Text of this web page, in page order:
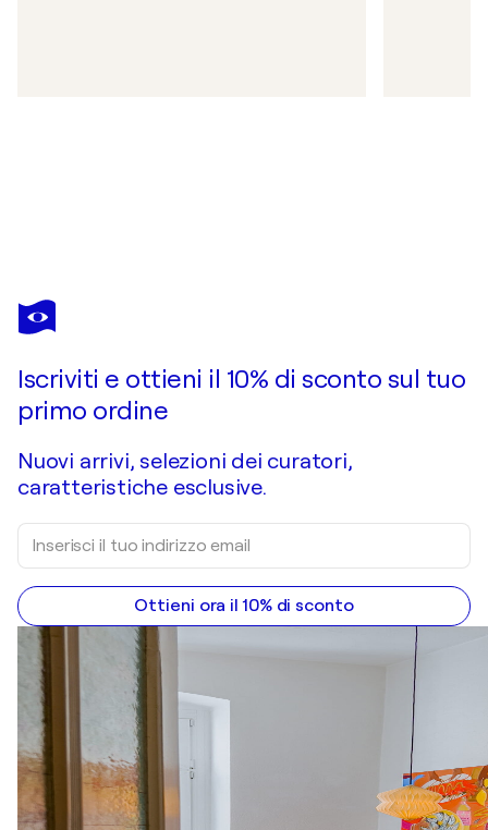
Iscriviti e ottieni il 10% di sconto sul tuo
primo ordine
Nuovi arrivi, selezioni dei curatori,
caratteristiche esclusive.
Ottieni ora il 10% di sconto